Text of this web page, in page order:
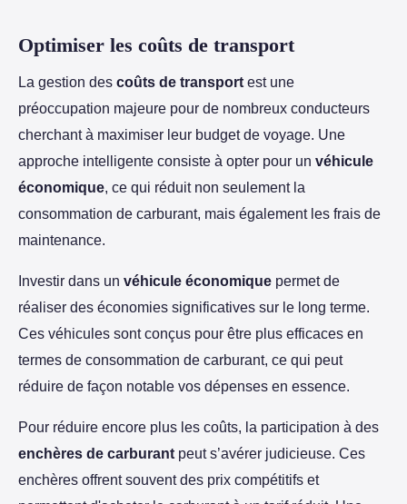
Optimiser les coûts de transport
La gestion des coûts de transport est une
préoccupation majeure pour de nombreux conducteurs
cherchant à maximiser leur budget de voyage. Une
approche intelligente consiste à opter pour un véhicule
économique, ce qui réduit non seulement la
consommation de carburant, mais également les frais de
maintenance.
Investir dans un véhicule économique permet de
réaliser des économies significatives sur le long terme.
Ces véhicules sont conçus pour être plus efficaces en
termes de consommation de carburant, ce qui peut
réduire de façon notable vos dépenses en essence.
Pour réduire encore plus les coûts, la participation à des
enchères de carburant peut s’avérer judicieuse. Ces
enchères offrent souvent des prix compétitifs et